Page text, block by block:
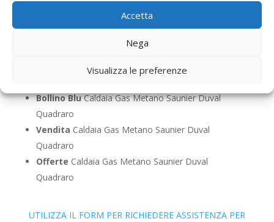
Accetta
Nega
Visualizza le preferenze
Duval Quadraro
Caldaia Gas Metano Saunier Duval
Caldaia Gas Metano Saunier Duval Quadraro
Controllo FumiCaldaia Gas Metano Saunier Duval
Bollino BluCaldaia Gas Metano Saunier Duval
Quadraro
Vendita Caldaia Gas Metano Saunier Duval
Quadraro
Offerte Caldaia Gas Metano Saunier Duval
Quadraro
UTILIZZA IL FORM PER RICHIEDERE ASSISTENZA PER